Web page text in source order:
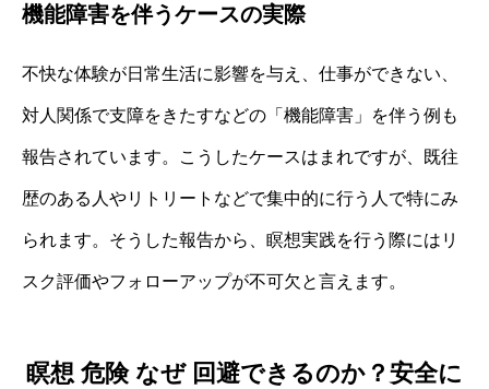
機能障害を伴うケースの実際
不快な体験が日常生活に影響を与え、仕事ができない、
対人関係で支障をきたすなどの「機能障害」を伴う例も
報告されています。こうしたケースはまれですが、既往
歴のある人やリトリートなどで集中的に行う人で特にみ
られます。そうした報告から、瞑想実践を行う際にはリ
スク評価やフォローアップが不可欠と言えます。
瞑想 危険 なぜ 回避できるのか？安全に